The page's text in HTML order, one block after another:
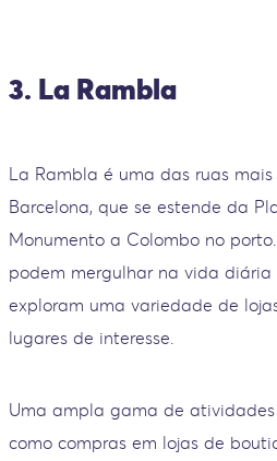
3. La Rambla
La Rambla é uma das ruas
Barcelona, que se estende da
Monumento a Colombo no
podem mergulhar na vida
exploram uma variedade de
lugares de interesse.
Uma ampla gama de
como compras em lojas de